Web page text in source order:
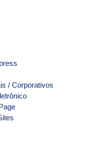
/ Corporativos